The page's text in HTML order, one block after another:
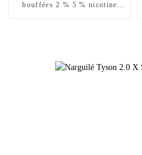
bouffées 2 % 5 % nicotine